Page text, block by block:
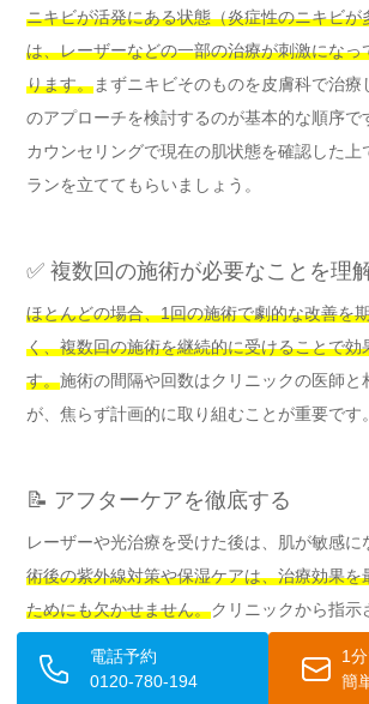
ニキビが活発にある状態（炎症性のニキビが
は、レーザーなどの一部の治療が刺激になっ
ります。まずニキビそのものを皮膚科で治療
のアプローチを検討するのが基本的な順序で
カウンセリングで現在の肌状態を確認した上
ランを立ててもらいましょう。
✅ 複数回の施術が必要なことを理
ほとんどの場合、1回の施術で劇的な改善を
く、複数回の施術を継続的に受けることで効
す。施術の間隔や回数はクリニックの医師と
が、焦らず計画的に取り組むことが重要です。
📝 アフターケアを徹底する
レーザーや光治療を受けた後は、肌が敏感に
術後の紫外線対策や保湿ケアは、治療効果を
ためにも欠かせません。クリニックから指示
電話予約
0120-780-194
1
簡